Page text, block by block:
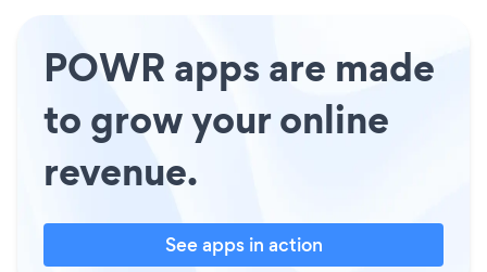
POWR apps are made
to grow your online
revenue.
See apps in action